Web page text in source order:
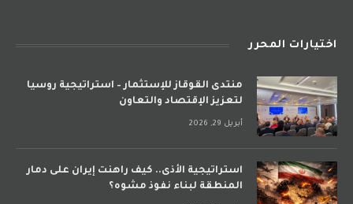
اختيارات المحرر
منتدى القوقاز للإستثمار – استراتيجية روسيا
لتعزيز الإقتصاد والتعاون
أبريل 29, 2026
استراتيجية الأذى.. كيف راهنت إيران على دمار
المنطقة لبناء نفوذ مشوه؟